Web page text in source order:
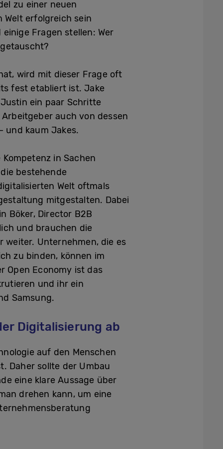
zu einer neuen
erfolgreich sein
Fragen stellen: Wer
wird mit dieser Frage oft
fest etabliert ist. Jake
ein paar Schritte
auch von dessen
und kaum Jakes.
in Sachen
bestehende
Welt oftmals
mitgestalten. Dabei
Böker, Director B2B
und brauchen die
weiter. Unternehmen, die es
zu binden, können im
Open Economy ist das
und ihr ein
Samsung.
Digitalisierung ab
auf den Menschen
Daher sollte der Umbau
eine klare Aussage über
drehen kann, um eine